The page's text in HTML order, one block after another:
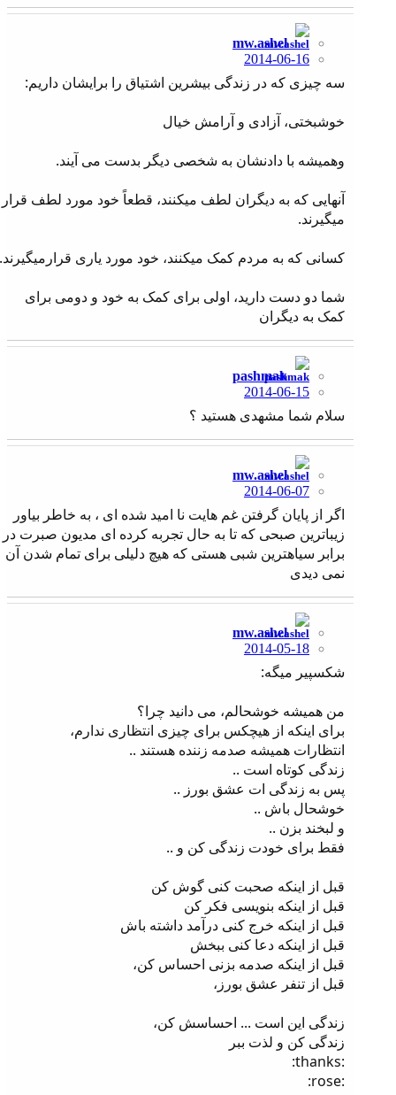
mw.ashel
2014-06-16
سه چیزی که در زندگی بیشرین اشتیاق را برایشان داریم:
خوشبختی، آزادی و آرامش خیال
وهمیشه با دادنشان به شخصی دیگر بدست می آیند.
آنهایی که به دیگران لطف میکنند، قطعاً خود مورد لطف قرار
میگیرند.
کسانی که به مردم کمک میکنند، خود مورد یاری قرارمیگیرند.
شما دو دست دارید، اولی برای کمک به خود و دومی برای
کمک به دیگران
pashmak
2014-06-15
سلام شما مشهدی هستید ؟
mw.ashel
2014-06-07
اگر از پایان گرفتن غم هایت نا امید شده ای ، به خاطر بیاور
زیباترین صبحی که تا به حال تجربه کرده ای مدیون صبرت در
برابر سیاهترین شبی هستی که هیچ دلیلی برای تمام شدن آن
نمی دیدی
mw.ashel
2014-05-18
شکسپیر میگه:
من همیشه خوشحالم، می دانید چرا؟
برای اینکه از هیچکس برای چیزی انتظاری ندارم،
انتظارات همیشه صدمه زننده هستند ..
زندگی کوتاه است ..
پس به زندگی ات عشق بورز ..
خوشحال باش ..
و لبخند بزن ..
فقط برای خودت زندگی کن و ..
قبل از اینکه صحبت کنی گوش کن
قبل از اینکه بنویسی فکر کن
قبل از اینکه خرج کنی درآمد داشته باش
قبل از اینکه دعا کنی ببخش
قبل از اینکه صدمه بزنی احساس کن،
قبل از تنفر عشق بورز،
زندگی این است ... احساسش کن،
زندگی کن و لذت ببر